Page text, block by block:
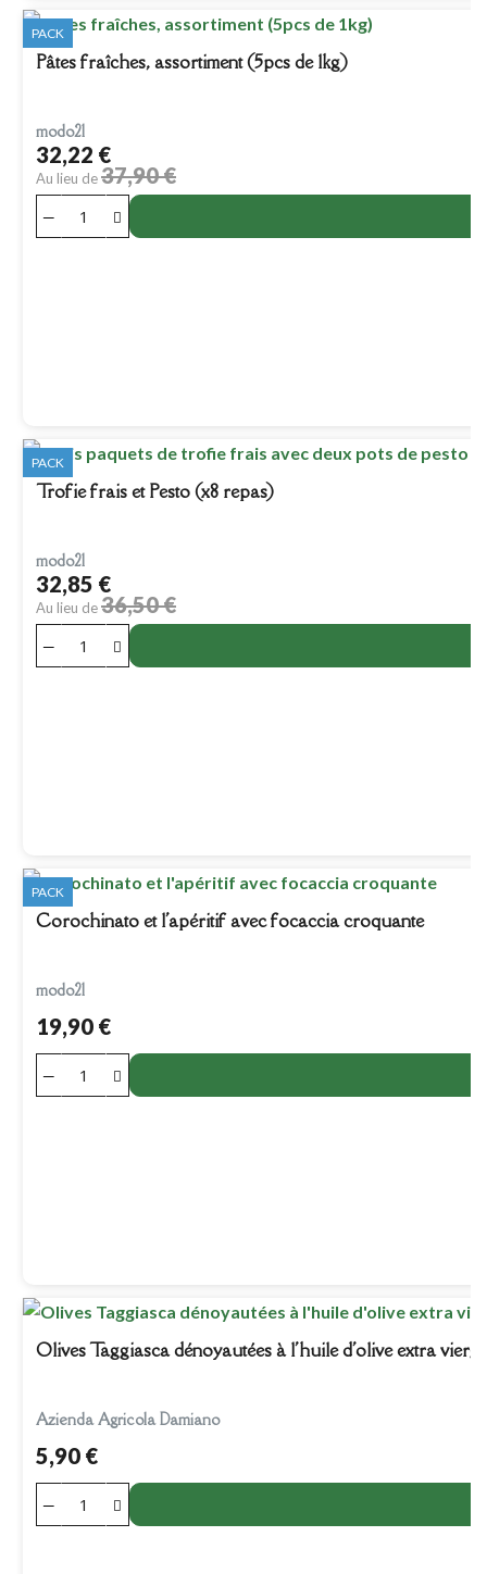
Pâtes fraîches, assortiment (5pcs de 1kg)
modo21
32,22 €
Au lieu de37,90 €
PACK
Trofie frais et Pesto (x8 repas)
modo21
32,85 €
Au lieu de36,50 €
PACK
Corochinato et l'apéritif avec focaccia croquante
modo21
19,90 €
PACK
Olives Taggiasca dénoyautées à l'huile d'olive extra vierge
Azienda Agricola Damiano
5,90 €